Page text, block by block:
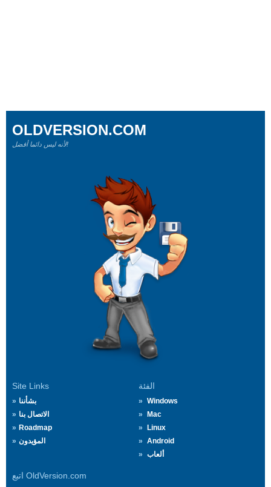
Site Links
بشأننا
الاتصال بنا
Roadmap
المؤيدون
الفئة
Windows
Mac
Linux
Android
ألعاب
اتبع OldVersion.com
OLDVERSION.COM
لأنه ليس دائما أفضل!